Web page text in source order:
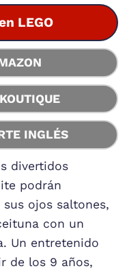
LEGO
INGLÉS
divertidos
podrán
ojos saltones,
con un
Un entretenido
de los 9 años,